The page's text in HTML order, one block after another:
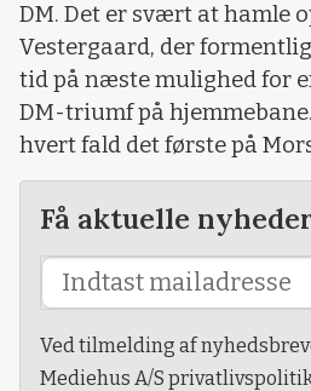
DM. Det er svært at hamle
Vestergaard, der
tid på næste mulighed for
DM-triumf på
hvert fald det første på
Få aktuelle
Ved tilmelding af
Mediehus A/S